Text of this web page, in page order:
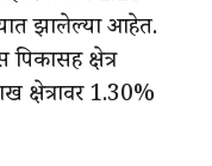
झालेल्या आहेत.
क्षेत्र
1.30%